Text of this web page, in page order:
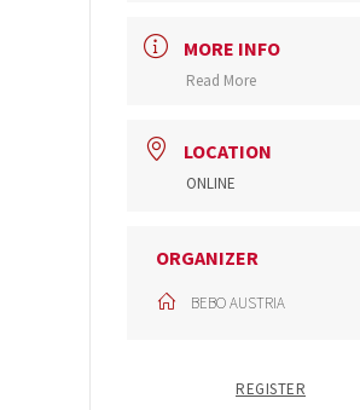
MORE INFO
Read More
LOCATION
ONLINE
ORGANIZER
BEBO AUSTRIA
REGISTER